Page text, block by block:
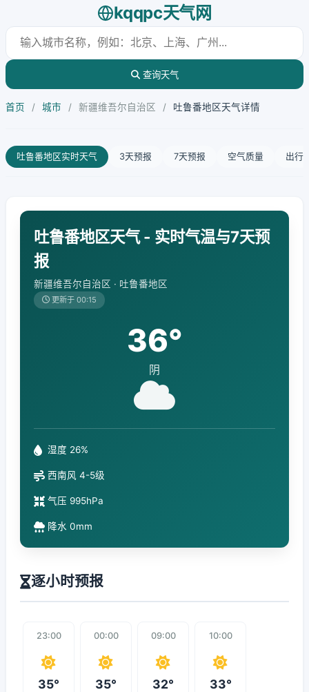
kqqpc天气网
查询天气
首页 / 城市 / 新疆维吾尔自治区 / 吐鲁番地区天气详情
吐鲁番地区实时天气 3天预报 7天预报 空气质量 出行
吐鲁番地区天气 - 实时气温与7天预
报
新疆维吾尔自治区 · 吐鲁番地区
更新于 00:15
36°
阴
湿度 26%
西南风 4-5级
气压 995hPa
降水 0mm
逐小时预报
23:00
35°
00:00
35°
09:00
32°
10:00
33°